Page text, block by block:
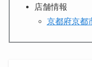
店舗情報
京都府京都